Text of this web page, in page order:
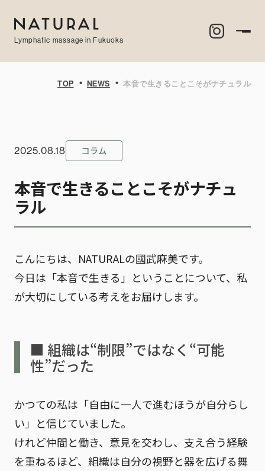
Lymphatic massage in Fukuoka
TOP・NEWS・本音で生きることこそがナチュラル
2025.08.18 コラム
本音で生きることこそがナチュ
ラル
こんにちは、NATURALの國武麻美です。
今日は「本音で生きる」ということについて、私
が大切にしている考えをお届けします。
■ 組織は“制限”ではなく“可能
性”だった
かつての私は「自由に一人で進むほうが自分らし
い」と信じていました。
けれど仲間と働き、意見を交わし、支え合う経験
を重ねるほど、 組織は自分の視野と器を広げる舞